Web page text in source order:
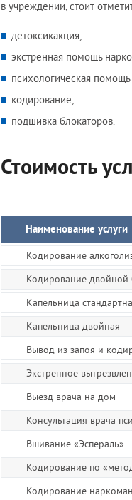
в учреждении, стоит
детоксикакция,
экстренная помощь
психологическая
кодирование,
подшивка блокаторов.
Стоимость
Наименование услуги
Кодирование
Кодирование двойной
Капельница
Капельница двойная
Вывод из запоя и
Экстренное
Выезд врача на дом
Консультация врача
Вшивание «Эспераль»
Кодирование по
Кодирование